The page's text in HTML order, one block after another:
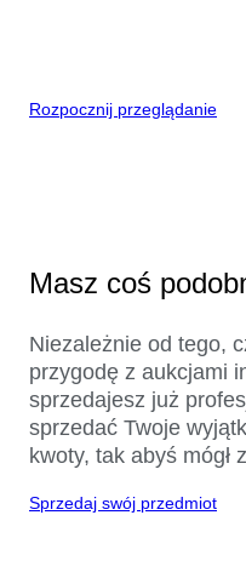
Rozpocznij przeglądanie
Masz coś
Niezależnie od tego,
przygodę z aukcjami
sprzedajesz już
sprzedać Twoje
kwoty, tak abyś mógł
Sprzedaj swój przedmiot